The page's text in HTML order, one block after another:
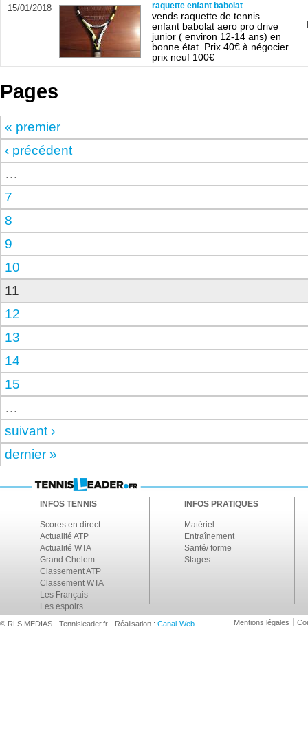
15/01/2018 raquette enfant babolat
vends raquette de tennis
enfant babolat aero pro drive
junior ( environ 12-14 ans) en
bonne état. Prix 40€ à négocier
prix neuf 100€
Pages
« premier
‹ précédent
…
7
8
9
10
11
12
13
14
15
…
suivant ›
dernier »
INFOS TENNIS
Scores en direct
Actualité ATP
Actualité WTA
Grand Chelem
Classement ATP
Classement WTA
Les Français
Les espoirs
INFOS PRATIQUES
Matériel
Entraînement
Santé/ forme
Stages
© RLS MEDIAS - Tennisleader.fr - Réalisation : Canal-Web Mentions légales